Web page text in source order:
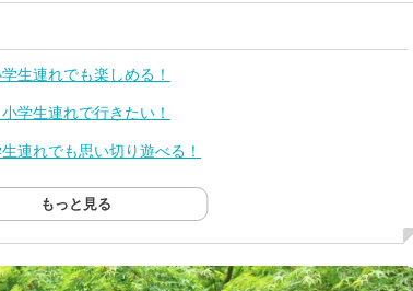
生連れでも楽しめる！
学生連れで行きたい！
連れでも思い切り遊べる！
もっと見る